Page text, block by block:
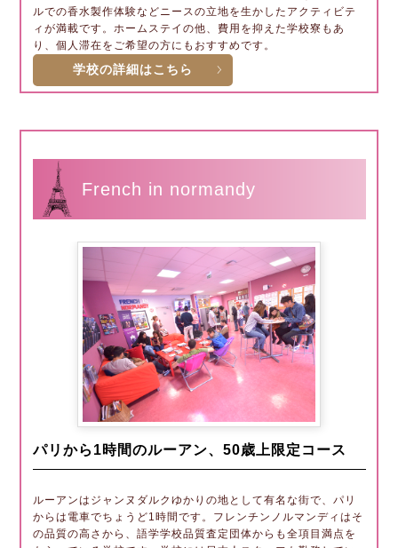
ルでの香水製作体験などニースの立地を生かしたアクティビテ
ィが満載です。ホームステイの他、費用を抑えた学校寮もあ
り、個人滞在をご希望の方にもおすすめです。
学校の詳細はこちら
French in normandy
パリから1時間のルーアン、50歳上限定コース
ルーアンはジャンヌダルクゆかりの地として有名な街で、パリ
からは電車でちょうど1時間です。フレンチンノルマンディはそ
の品質の高さから、語学学校品質査定団体からも全項目満点を